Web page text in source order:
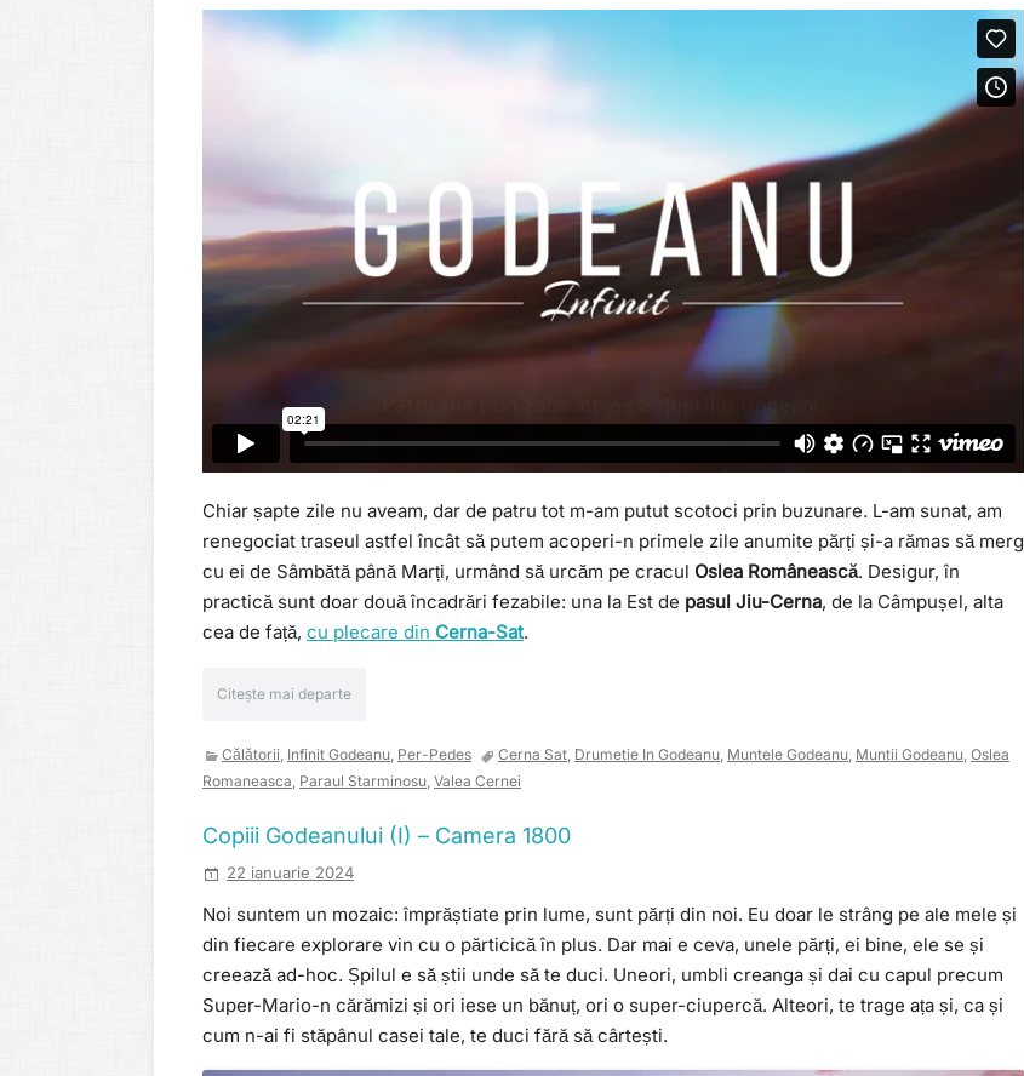
Chiar șapte zile nu aveam, dar de patru tot m-am putut scotoci prin buzunare. L-am sunat, am
renegociat traseul astfel încât să putem acoperi-n primele zile anumite părți și-a rămas să merg
cu ei de Sâmbătă până Marți, urmând să urcăm pe cracul Oslea Românească. Desigur, în
practică sunt doar două încadrări fezabile: una la Est de pasul Jiu-Cerna, de la Câmpușel, alta
cea de față, cu plecare din Cerna-Sat.
Citește mai departe
Călătorii, Infinit Godeanu, Per-Pedes Cerna Sat, Drumetie In Godeanu, Muntele Godeanu, Muntii Godeanu, Oslea
Romaneasca, Paraul Starminosu, Valea Cernei
Copiii Godeanului (I) – Camera 1800
22 ianuarie 2024
Noi suntem un mozaic: împrăștiate prin lume, sunt părți din noi. Eu doar le strâng pe ale mele și
din fiecare explorare vin cu o părticică în plus. Dar mai e ceva, unele părți, ei bine, ele se și
creează ad-hoc. Șpilul e să știi unde să te duci. Uneori, umbli creanga și dai cu capul precum
Super-Mario-n cărămizi și ori iese un bănuț, ori o super-ciupercă. Alteori, te trage ața și, ca și
cum n-ai fi stăpânul casei tale, te duci fără să cârtești.